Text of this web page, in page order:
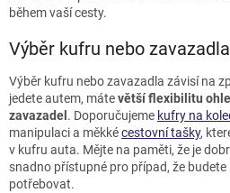
během vaší cesty.
Výběr kufru nebo
Výběr kufru nebo zavazadla závisí na
jedete autem, mátevětší flexibilitu
zavazadel . Doporučujeme kufry na
manipulaci a měkkécestovní tašky,
v kufru auta. Mějte na paměti, že je
snadno přístupné pro případ, že budete
potřebovat.